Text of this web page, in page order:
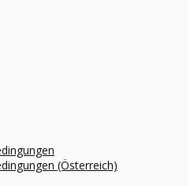
(Österreich)